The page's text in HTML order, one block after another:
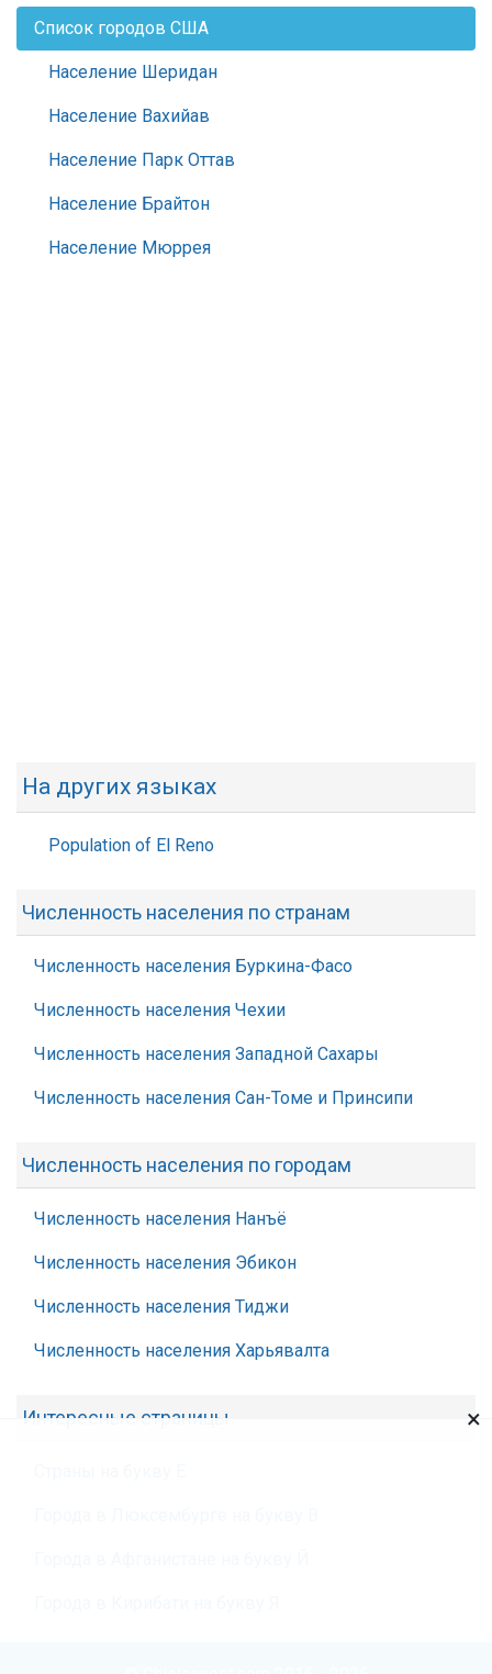
Список городов США
Население Шеридан
Население Вахийав
Население Парк Оттав
Население Брайтон
Население Мюррея
На других языках
Population of El Reno
Численность населения по странам
Численность населения Буркина-Фасо
Численность населения Чехии
Численность населения Западной Сахары
Численность населения Сан-Томе и Принсипи
Численность населения по городам
Численность населения Нанъё
Численность населения Эбикон
Численность населения Тиджи
Численность населения Харьявалта
Интересные страницы ×